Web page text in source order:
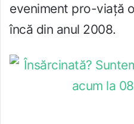
eveniment pro-viață
încă din anul 2008.